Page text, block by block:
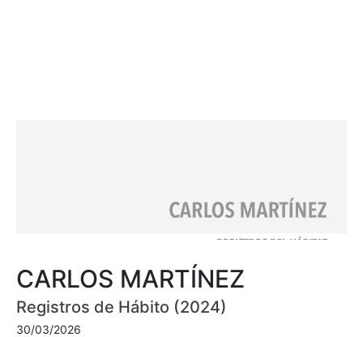
CARLOS MARTÍNEZ
Registros de Hábito (2024)
30/03/2026